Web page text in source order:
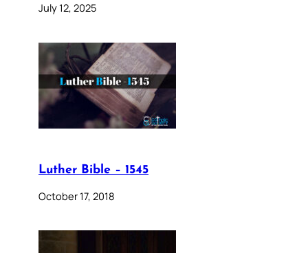
July 12, 2025
Luther Bible – 1545
October 17, 2018